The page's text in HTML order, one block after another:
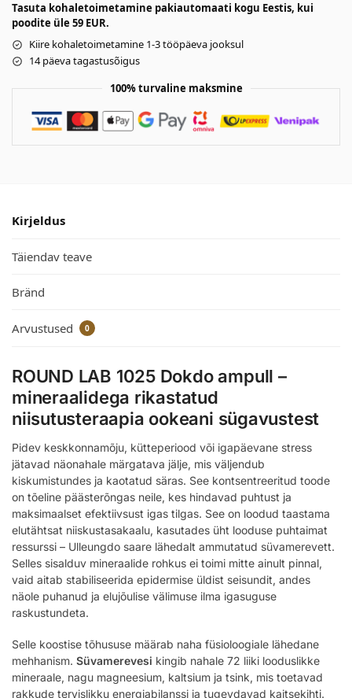
Tasuta kohaletoimetamine pakiautomaati kogu Eestis, kui
poodite üle 59 EUR.
Kiire kohaletoimetamine 1-3 tööpäeva jooksul
14 päeva tagastusõigus
100% turvaline maksmine
Kirjeldus
Täiendav teave
Bränd
Arvustused 0
ROUND LAB 1025 Dokdo ampull –
mineraalidega rikastatud
niisutusteraapia ookeani sügavustest
Pidev keskkonnamõju, kütteperiood või igapäevane stress
jätavad näonahale märgatava jälje, mis väljendub
kiskumistundes ja kaotatud säras. See kontsentreeritud toode
on tõeline päästerõngas neile, kes hindavad puhtust ja
maksimaalset efektiivsust igas tilgas. See on loodud taastama
elutähtsat niiskustasakaalu, kasutades üht looduse puhtaimat
ressurssi – Ulleungdo saare lähedalt ammutatud süvamerevett.
Selles sisalduv mineraalide rohkus ei toimi mitte ainult pinnal,
vaid aitab stabiliseerida epidermise üldist seisundit, andes
näole puhanud ja elujõulise välimuse ilma igasuguse
raskustundeta.
Selle koostise tõhususe määrab naha füsioloogiale lähedane
mehhanism. Süvamerevesi kingib nahale 72 liiki looduslikke
mineraale, nagu magneesium, kaltsium ja tsink, mis toetavad
rakkude tervislikku energiabilanssi ja tugevdavad kaitsekihti.